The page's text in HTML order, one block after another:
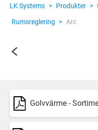
LK Systems > Produkter >
Rumsreglering > Arc
Golvvärme -